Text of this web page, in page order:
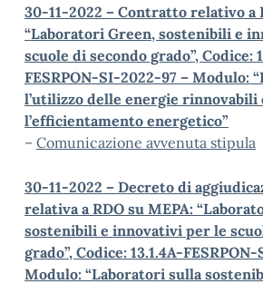
30-11-2022 – Contratto relativo a
“Laboratori Green, sostenibili e
scuole di secondo grado”, Codice:
FESRPON-SI-2022-97 – Modulo:
l’utilizzo delle energie rinnovabili
l’efficientamento energetico”
– Comunicazione avvenuta stipula
30-11-2022 – Decreto di
relativa a RDO su MEPA:
sostenibili e innovativi per le
grado”, Codice: 13.1.4A-
Modulo: “Laboratori sulla